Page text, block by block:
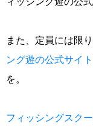
また、定員には限
ング遊の公式サイト
を。
フィッシングスク